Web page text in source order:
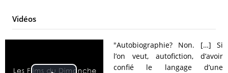
Vidéos
"Autobiographie? Non. […] Si
l’on veut, autofiction, d’avoir
confié le langage d’une